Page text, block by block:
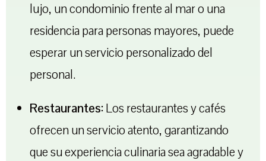
lujo, un condominio frente al mar o una
residencia para personas mayores, puede
esperar un servicio personalizado del
personal.
Restaurantes:Los restaurantes y cafés
ofrecen un servicio atento, garantizando
que su experiencia culinaria sea agradable y